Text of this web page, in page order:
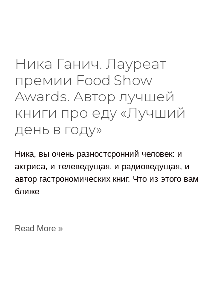
Ника Ганич. Лауреат
премии Food Show
Awards. Автор лучшей
книги про еду «Лучший
день в году»
Ника, вы очень разносторонний человек: и
актриса, и телеведущая, и радиоведущая, и
автор гастрономических книг. Что из этого вам
ближе
Read More »